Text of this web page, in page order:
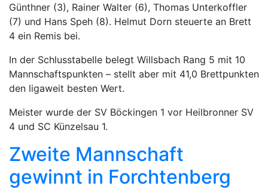
Günthner (3), Rainer Walter (6), Thomas Unterkoffler
(7) und Hans Speh (8). Helmut Dorn steuerte an Brett
4 ein Remis bei.
In der Schlusstabelle belegt Willsbach Rang 5 mit 10
Mannschaftspunkten – stellt aber mit 41,0 Brettpunkten
den ligaweit besten Wert.
Meister wurde der SV Böckingen 1 vor Heilbronner SV
4 und SC Künzelsau 1.
Zweite Mannschaft
gewinnt in Forchtenberg